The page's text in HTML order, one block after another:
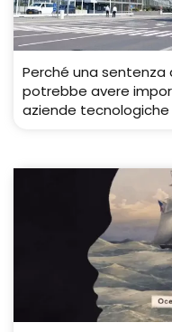
Perché una sentenza
potrebbe avere
aziende tecnologiche